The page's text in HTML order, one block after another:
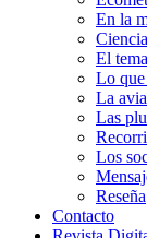
En la
El
Lo que
La
Las
Los
Reseña
Contacto